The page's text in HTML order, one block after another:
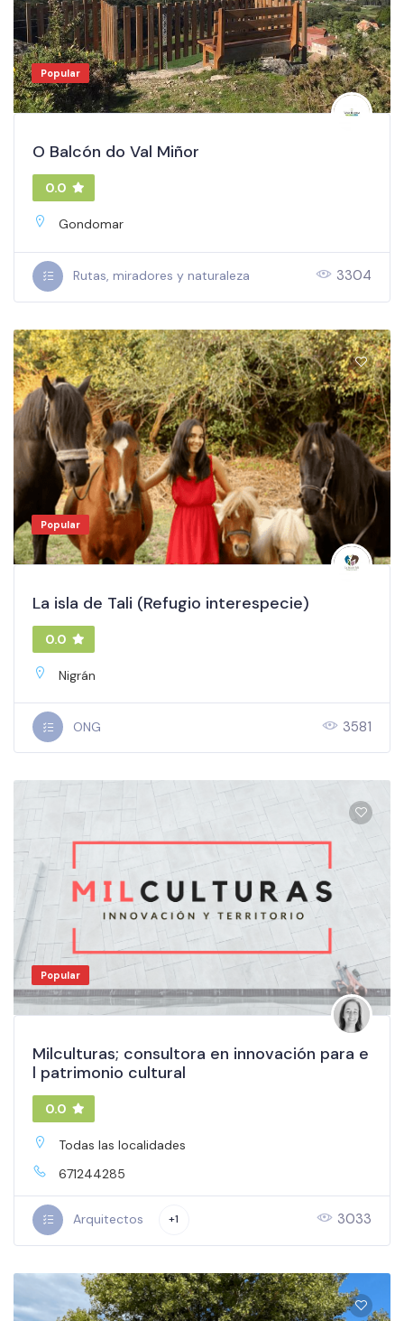
Popular
O Balcón do Val Miñor
0.0
Gondomar
Rutas, miradores y naturaleza 3304
Popular
La isla de Tali (Refugio interespecie)
0.0
Nigrán
ONG 3581
Popular
Milculturas; consultora en innovación para e
l patrimonio cultural
0.0
Todas las localidades
671244285
Arquitectos +1 3033